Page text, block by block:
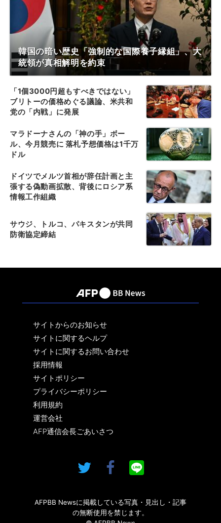
韓国の暗い歴史「強制的な国際養子縁組」、大
統領が真相解明を約束
「1個3000円超もすべきではない」
ブリトーの価格めぐる議論、米共和
党の「内戦」に発展
マラドーナさんの「神の手」ボー
ル、今月競売に 落札予想価格は1千万
ドル
ドイツでメルツ首相が辞任計画と主
張する偽動画拡散、背後にロシア系
情報工作組織
サウジ、トルコ、パキスタンが共同
防衛協定締結
サイトからのお知らせ
サイトに関するヘルプ
サイトに関するお問い合わせ
採用情報
サイトポリシー
プライバシーポリシー
利用規約
運営会社
AFP通信会長ごあいさつ
AFPBB Newsに掲載している写真・見出し・記事
の無断使用を禁じます。